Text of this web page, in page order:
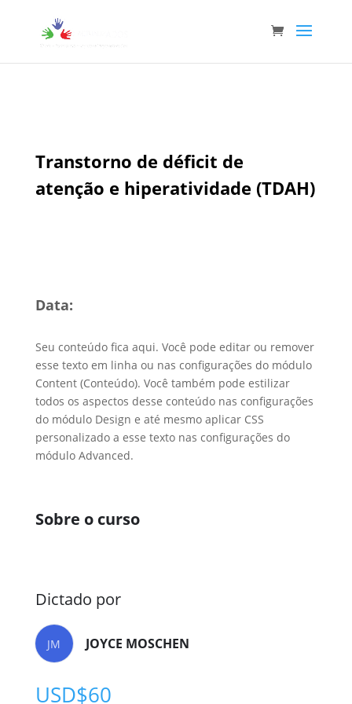
Transtorno de déficit de
atenção e hiperatividade (TDAH)
Data:
Seu conteúdo fica aqui. Você pode editar ou remover
esse texto em linha ou nas configurações do módulo
Content (Conteúdo). Você também pode estilizar
todos os aspectos desse conteúdo nas configurações
do módulo Design e até mesmo aplicar CSS
personalizado a esse texto nas configurações do
módulo Advanced.
Sobre o curso
Dictado por
JM JOYCE MOSCHEN
USD$60